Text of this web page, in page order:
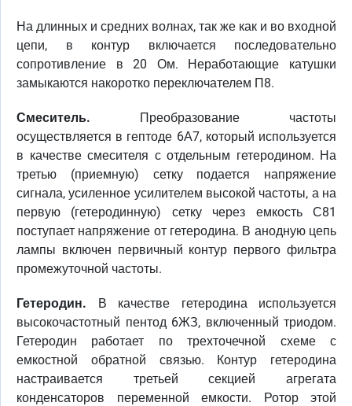
На длинных и средних волнах, так же как и во входной
цепи, в контур включается последовательно
сопротивление в 20 Ом. Неработающие катушки
замыкаются накоротко переключателем П8.
Смеситель. Преобразование частоты
осуществляется в гептоде 6А7, который используется
в качестве смесителя с отдельным гетеродином. На
третью (приемную) сетку подается напряжение
сигнала, усиленное усилителем высокой частоты, а на
первую (гетеродинную) сетку через емкость С81
поступает напряжение от гетеродина. В анодную цепь
лампы включен первичный контур первого фильтра
промежуточной частоты.
Гетеродин. В качестве гетеродина используется
высокочастотный пентод 6ЖЗ, включенный триодом.
Гетеродин работает по трехточечной схеме с
емкостной обратной связью. Контур гетеродина
настраивается третьей секцией агрегата
конденсаторов переменной емкости. Ротор этой